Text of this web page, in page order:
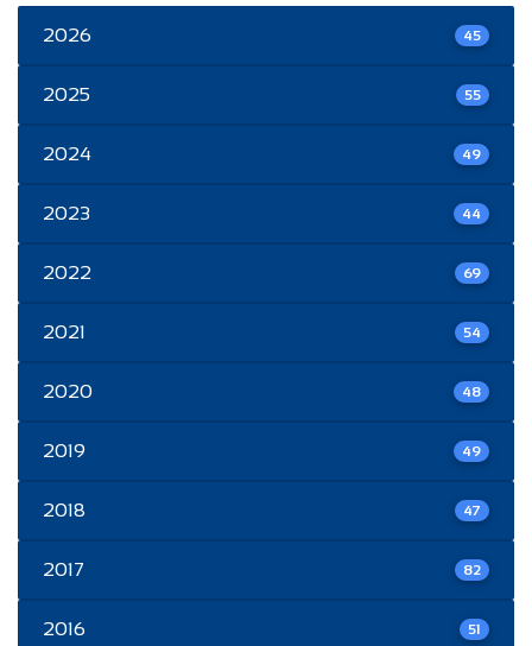
2026 45
2025 55
2024 49
2023 44
2022 69
2021 54
2020 48
2019 49
2018 47
2017 82
2016 51